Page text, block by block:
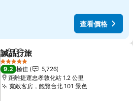
查看價格
分享 放到收藏夾
誠品行旅
5 星級
9.2 極佳
5,726
距離捷運忠孝敦化站 1.2 公里
寬敞客房，飽覽台北 101 景色查看價格